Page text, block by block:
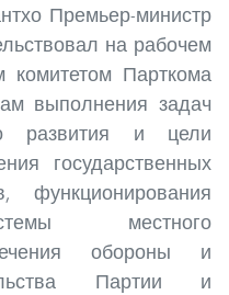
Премьер-министр
на рабочем
Парткома
выполнения задач
развития и цели
государственных
функционирования
местного
обороны и
Партии и